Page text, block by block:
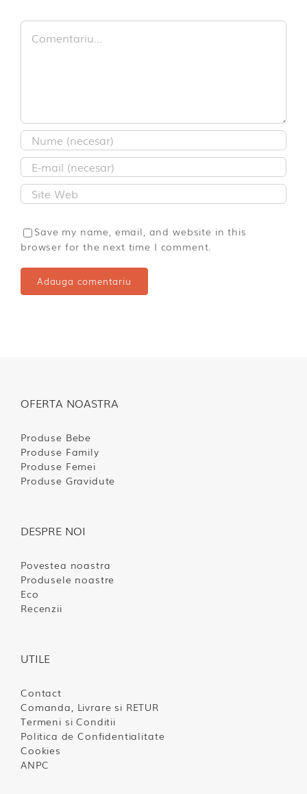
Comment
Save my name, email, and website in this
browser for the next time I comment.
OFERTA NOASTRA
Produse Bebe
Produse Family
Produse Femei
Produse Gravidute
DESPRE NOI
Povestea noastra
Produsele noastre
Eco
Recenzii
UTILE
Contact
Comanda, Livrare si RETUR
Termeni si Conditii
Politica de Confidentialitate
Cookies
ANPC